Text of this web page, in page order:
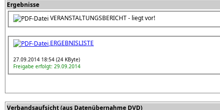
Ergebnisse
VERANSTALTUNGSBERICHT - liegt vor!
ERGEBNISLISTE
27.09.2014 18:54 (24 KByte)
Freigabe erfolgt: 29.09.2014
Verbandsaufsicht (aus Datenübernahme DVD)